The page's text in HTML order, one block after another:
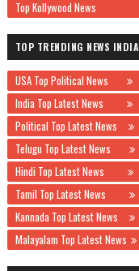
Top Kollywood News
TOP TRENDING NEWS INDIA
USA Top Political News
India Top Latest News
Political Top Latest News
Telugu Top Latest News
Hindi Top Latest News
Tamil Top Latest News
Kannada Top Latest News
Malayalam Top Latest News